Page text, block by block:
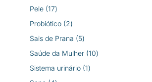
Pele 1717
produtos
Probiótico 22
produtos
Sais de Prana 55
produtos
Saúde da Mulher 1010
Sistema urinário 11